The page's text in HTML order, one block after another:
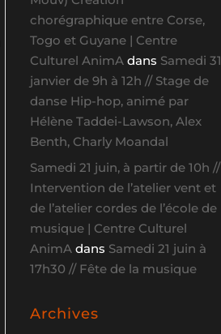
chorégraphique entre Corse,
Togo et Guyane | Centre
Culturel AnimA dans Samedi 31
janvier de 9h à 12h // Stage de
danse Hip-hop, animé par
Hélène Taddei-Lawson, Alex
Benth, Charly Moandal
Samedi 21 juin, à partir de 10h //
Intervention de l’atelier vent et
de l’atelier cordes de l’école de
musique | Centre Culturel
AnimAdans Samedi 21 juin à
17h30 // Fête de la musique
Archives